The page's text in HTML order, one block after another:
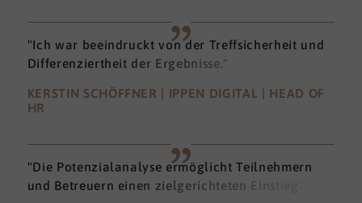
"Ich war beeindruckt von der Treffsicherheit und
Differenziertheit der Ergebnisse."
KERSTIN SCHÖFFNER | IPPEN DIGITAL | HEAD OF
HR
"Die Potenzialanalyse ermöglicht Teilnehmern
und Betreuern einen zielgerichteten Einstieg."